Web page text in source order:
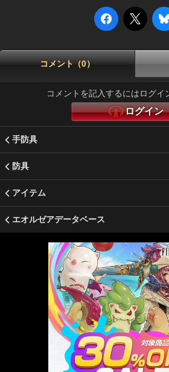
コメント（0）
コメントを記入するにはログイ
ログイン
手防具
防具
アイテム
エオルゼアデータベース